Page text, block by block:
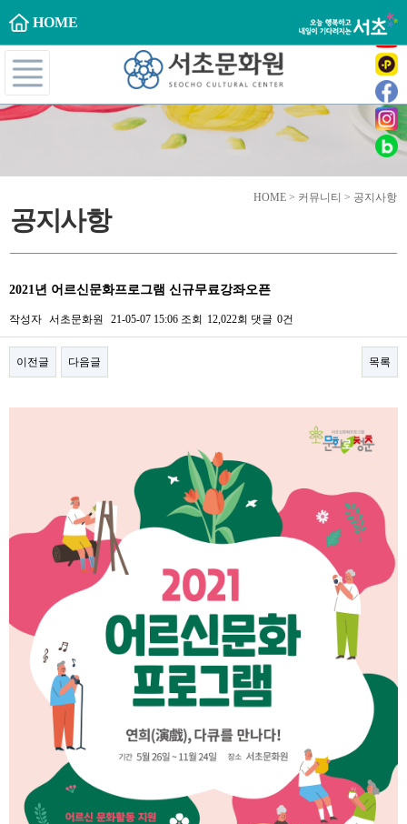
HOME
HOME > 커뮤니티 > 공지사항
공지사항
2021년 어르신문화프로그램 신규무료강좌오픈
작성자 서초문화원 21-05-07 15:06 조회 12,022회 댓글 0건
이전글 다음글 목록
본문